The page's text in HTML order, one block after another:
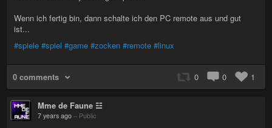
Wenn ich fertig bin, dann schalte ich den PC remote aus und gut
ist...
#spiele #spiel #game #zocken #remote #linux
0 comments 0 0 1
Mme de Faune ☳
7 years ago – Public